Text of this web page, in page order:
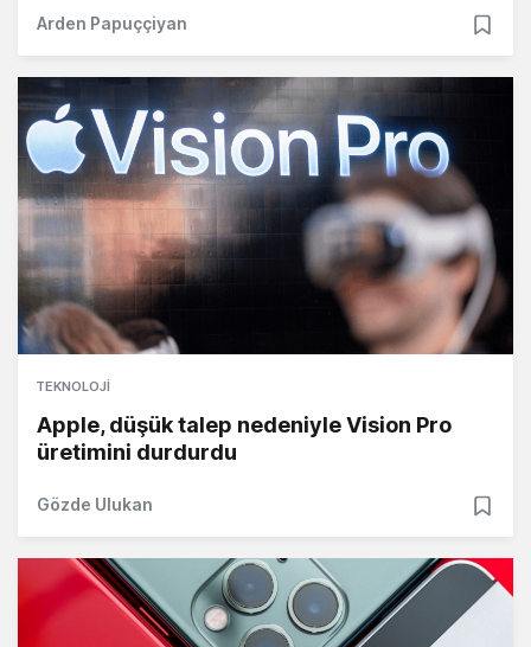
Arden Papuççiyan
TEKNOLOJI
Apple, düşük talep nedeniyle Vision Pro
üretimini durdurdu
Gözde Ulukan